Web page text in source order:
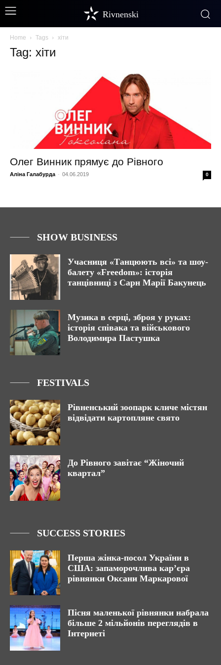
Rivnenski
Home Tags хіти
Tag: хіти
Олег Винник прямує до Рівного
Аліна Галабурда - 04.06.2019 0
SHOW BUSINESS
Учасниця «Танцюють всі» та шоу-
балету «Freedom»: історія
танцівниці з Сарн Марії Бакунець
Музика в серці, зброя у руках:
історія співака та військового
Володимира Пастушка
FESTIVALS
Рівненський зоопарк кличе містян
відвідати картопляне свято
До Рівного завітає “Жіночий
квартал”
SUCCESS STORIES
Перша жінка-посол України в
США: запаморочлива кар’єра
рівнянки Оксани Маркарової
Пісня маленької рівнянки набрала
більше 2 мільйонів переглядів в
Інтернеті